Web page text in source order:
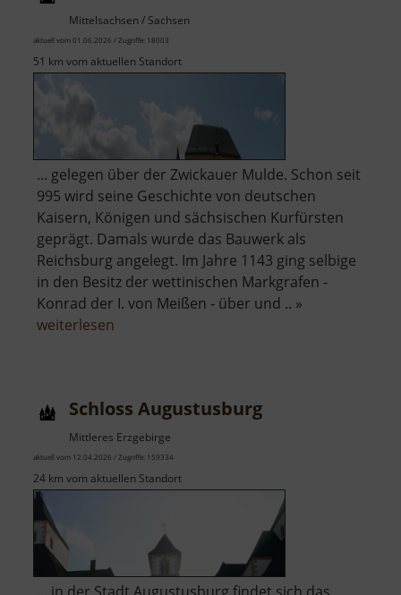
Mittelsachsen / Sachsen
aktuell vom 01.06.2026 / Zugriffe: 18003
51 km vom aktuellen Standort
... gelegen über der Zwickauer Mulde. Schon seit
995 wird seine Geschichte von deutschen
Kaisern, Königen und sächsischen Kurfürsten
geprägt. Damals wurde das Bauwerk als
Reichsburg angelegt. Im Jahre 1143 ging selbige
in den Besitz der wettinischen Markgrafen -
Konrad der I. von Meißen - über und .. »
weiterlesen
Schloss Augustusburg
Mittleres Erzgebirge
aktuell vom 12.04.2026 / Zugriffe: 159334
24 km vom aktuellen Standort